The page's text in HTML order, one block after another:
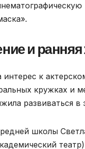
и
интерес к
кружках и
развиваться в
школы